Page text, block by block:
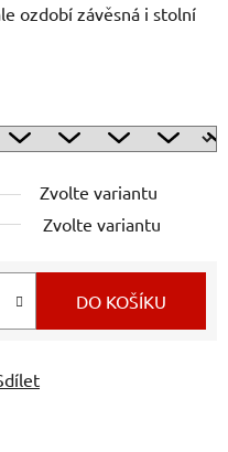
ozdobí závěsná i stolní
Zvolte variantu
Zvolte variantu
DO KOŠÍKU